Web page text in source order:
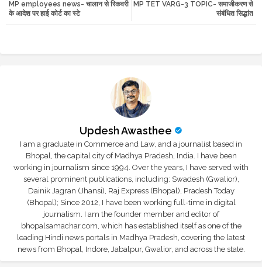
tte ats
MP TET VARG-3 TOPIC- समाजीकरण से
संबंधित सिद्धांत
MP employees news- चालान से रिकवरी
के आदेश पर हाई कोर्ट का स्टे
Updesh Awasthee
I am a graduate in Commerce and Law, and a journalist based in
Bhopal, the capital city of Madhya Pradesh, India. I have been
working in journalism since 1994. Over the years, I have served with
several prominent publications, including: Swadesh (Gwalior),
Dainik Jagran (Jhansi), Raj Express (Bhopal), Pradesh Today
(Bhopal); Since 2012, I have been working full-time in digital
journalism. I am the founder member and editor of
bhopalsamachar.com, which has established itself as one of the
leading Hindi news portals in Madhya Pradesh, covering the latest
news from Bhopal, Indore, Jabalpur, Gwalior, and across the state.